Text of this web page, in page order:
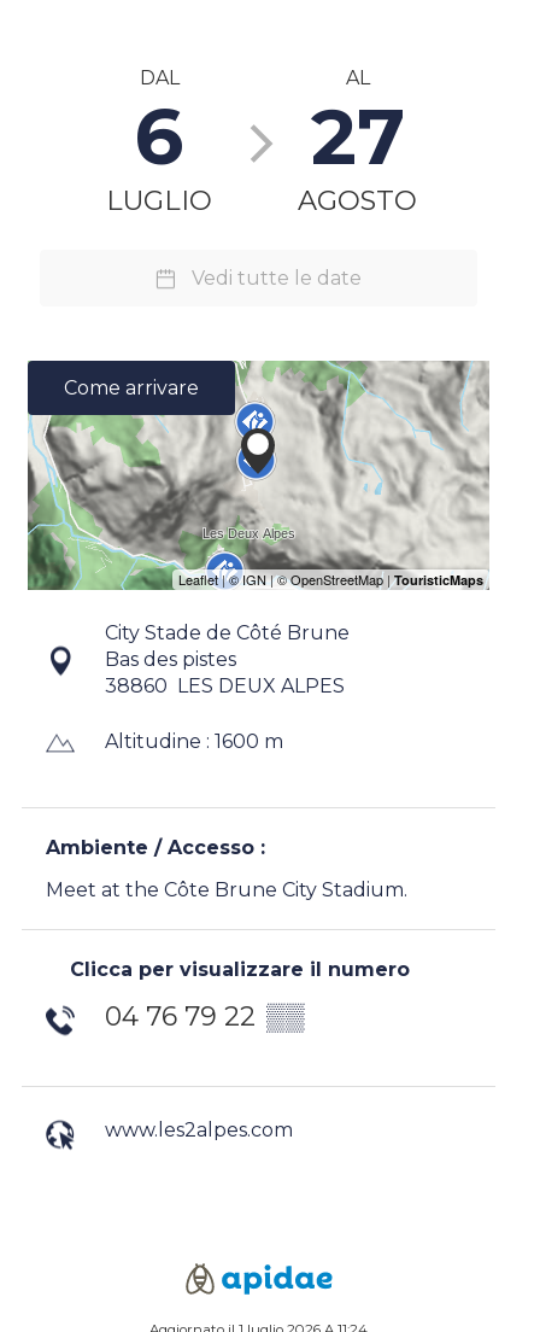
DAL
6
LUGLIO
AL
27
AGOSTO
Vedi tutte le date
Come arrivare
City Stade de Côté Brune
Bas des pistes
38860
LES DEUX ALPES
Altitudine : 1600 m
Ambiente / Accesso :
Meet at the Côte Brune City Stadium.
Clicca per visualizzare il numero
04 76 79 22 ▒▒
www.les2alpes.com